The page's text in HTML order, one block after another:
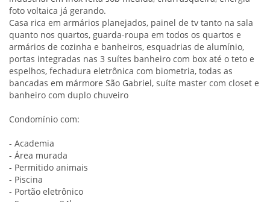
foto voltaica já gerando.
Casa rica em armários planejados, painel de tv tanto na sala
quanto nos quartos, guarda-roupa em todos os quartos e
armários de cozinha e banheiros, esquadrias de alumínio,
portas integradas nas 3 suítes banheiro com box até o teto e
espelhos, fechadura eletrônica com biometria, todas as
bancadas em mármore São Gabriel, suíte master com closet e
banheiro com duplo chuveiro
Condomínio com:
- Academia
- Área murada
- Permitido animais
- Piscina
- Portão eletrônico